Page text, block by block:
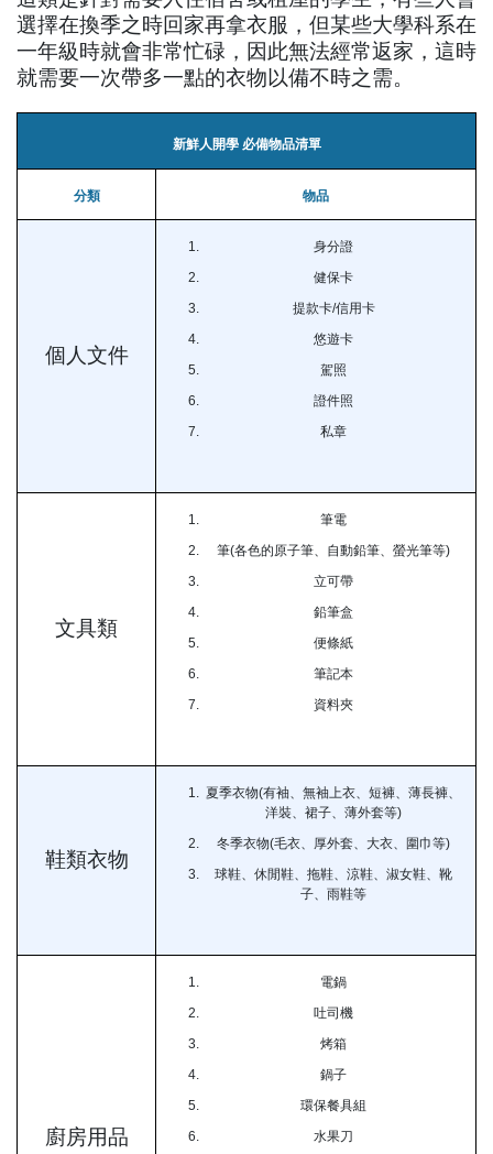
選擇在換季之時回家再拿衣服，但某些大學科系在
一年級時就會非常忙碌，因此無法經常返家，這時
就需要一次帶多一點的衣物以備不時之需。
新鮮人開學 必備物品清單
分類 物品
個人文件
身分證
健保卡
提款卡/信用卡
悠遊卡
駕照
證件照
私章
文具類
筆電
筆(各色的原子筆、自動鉛筆、螢光筆等)
立可帶
鉛筆盒
便條紙
筆記本
資料夾
鞋類衣物
夏季衣物(有袖、無袖上衣、短褲、薄長褲、
洋裝、裙子、薄外套等)
冬季衣物(毛衣、厚外套、大衣、圍巾等)
球鞋、休閒鞋、拖鞋、涼鞋、淑女鞋、靴
子、雨鞋等
廚房用品
電鍋
吐司機
烤箱
鍋子
環保餐具組
水果刀